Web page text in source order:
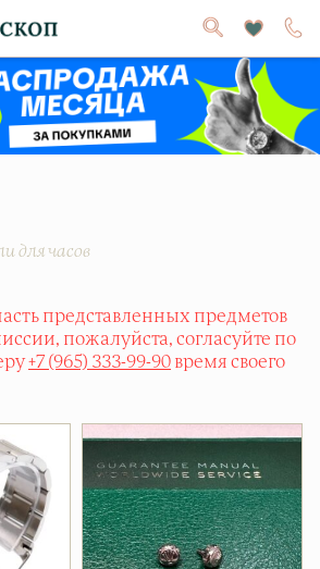
для часов
представленных предметов
пожалуйста, согласуйте по
+7 (965) 333-99-90 время своего